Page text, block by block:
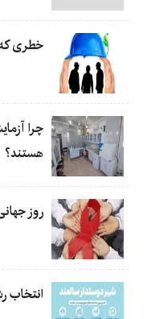
خطری
چرا
هستند؟
روز
انتخاب